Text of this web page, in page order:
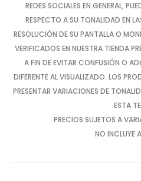
REDES SOCIALES EN GENERAL,
RESPECTO A SU TONALIDAD EN
RESOLUCIÓN DE SU PANTALLA O
VERIFICADOS EN NUESTRA TIENDA
A FIN DE EVITAR CONFUSIÓN O
DIFERENTE AL VISUALIZADO. LOS
PRESENTAR VARIACIONES DE
ESTA
PRECIOS SUJETOS A
NO INCLUYE